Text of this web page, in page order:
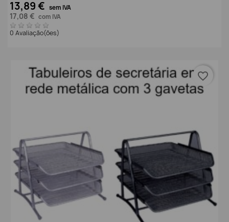
13,89 € sem IVA
17,08 € com IVA
0 Avaliação(ões)
favorite_border